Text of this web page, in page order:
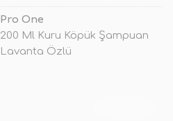
Pro One
200 Ml Kuru Köpük Şampuan
Lavanta Özlü